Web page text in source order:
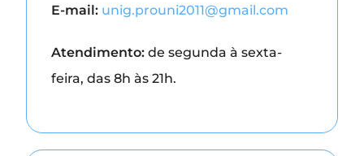
E-mail: unig.prouni2011@gmail.com
Atendimento: de segunda à sexta-
feira, das 8h às 21h.